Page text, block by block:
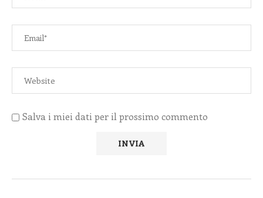
Salva i miei dati per il prossimo commento